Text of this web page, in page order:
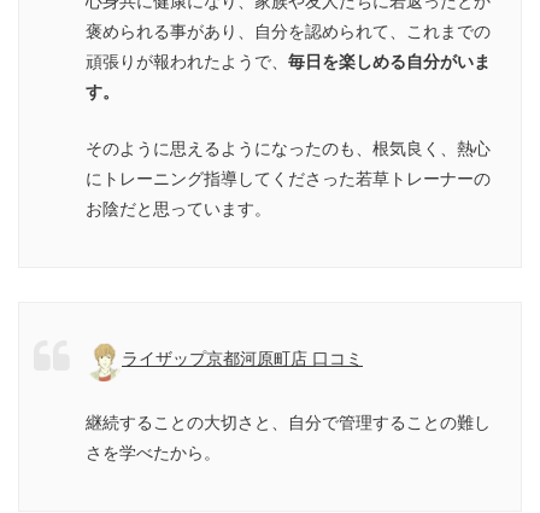
褒められる事があり、自分を認められて、これまでの
頑張りが報われたようで、 毎日を楽しめる自分がいま
す。
そのように思えるようになったのも、根気良く、熱心
にトレーニング指導してくださった若草トレーナーの
お陰だと思っています。
ライザップ京都河原町店 口コミ
継続することの大切さと、自分で管理することの難し
さを学べたから。